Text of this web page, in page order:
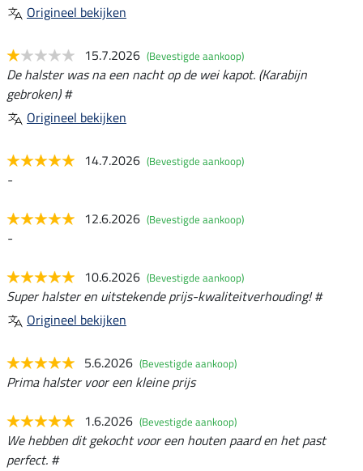
Origineel bekijken
15.7.2026 (Bevestigde aankoop)
De halster was na een nacht op de wei kapot. (Karabijn
gebroken) #
Origineel bekijken
14.7.2026 (Bevestigde aankoop)
-
12.6.2026 (Bevestigde aankoop)
-
10.6.2026 (Bevestigde aankoop)
Super halster en uitstekende prijs-kwaliteitverhouding! #
Origineel bekijken
5.6.2026 (Bevestigde aankoop)
Prima halster voor een kleine prijs
1.6.2026 (Bevestigde aankoop)
We hebben dit gekocht voor een houten paard en het past
perfect. #